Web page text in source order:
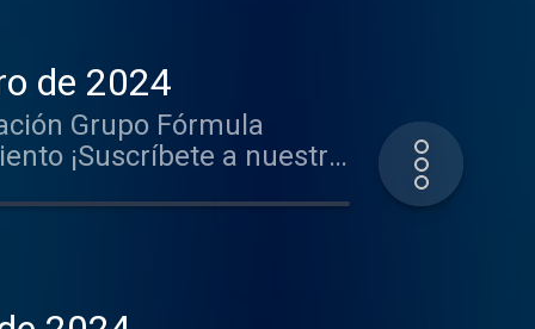
en este y muchos
de 2024
Grupo Fórmula
¡Suscríbete a nuestro
Mantente
http://
en este y muchos